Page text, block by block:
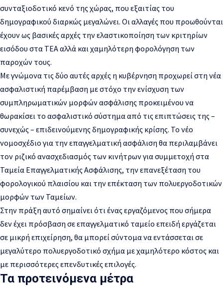
συνταξιοδοτικό κενό της χώρας, που εξαιτίας του
δημογραφικού διαρκώς μεγαλώνει. Οι αλλαγές που προωθούνται
έχουν ως βασικές αρχές την ελαστικοποίηση των κριτηρίων
εισόδου στα ΤΕΑ αλλά και χαμηλότερη φορολόγηση των
παροχών τους.
Με γνώμονα τις δύο αυτές αρχές η κυβέρνηση προχωρεί στη νέα
ασφαλιστική παρέμβαση με στόχο την ενίσχυση των
συμπληρωματικών μορφών ασφάλισης προκειμένου να
θωρακίσει το ασφαλιστικό σύστημα από τις επιπτώσεις της –
συνεχώς – επιδεινούμενης δημογραφικής κρίσης. Το νέο
νομοσχέδιο για την επαγγελματική ασφάλιση θα περιλαμβάνει
τον ριζικό ανασχεδιασμός των κινήτρων για συμμετοχή στα
Ταμεία Επαγγελματικής Ασφάλισης, την επανεξέταση του
φορολογικού πλαισίου και την επέκταση των πολυεργοδοτικών
μορφών των Ταμείων.
Στην πράξη αυτό σημαίνει ότι ένας εργαζόμενος που σήμερα
δεν έχει πρόσβαση σε επαγγελματικό ταμείο επειδή εργάζεται
σε μικρή επιχείρηση, θα μπορεί σύντομα να εντάσσεται σε
μεγαλύτερο πολυεργοδοτικό σχήμα με χαμηλότερο κόστος και
με περισσότερες επενδυτικές επιλογές.
Τα προτεινόμενα μέτρα